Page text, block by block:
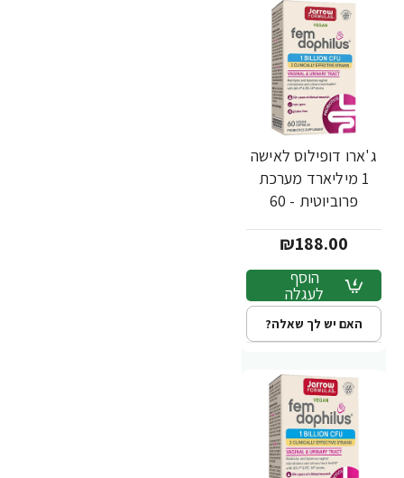
ג'ארו דופילוס לאישה
1 מיליארד מערכת
פרוביוטית - 60
Jarrow Formulas
₪188.00
הוסף
לעגלה
האם יש לך שאלה?